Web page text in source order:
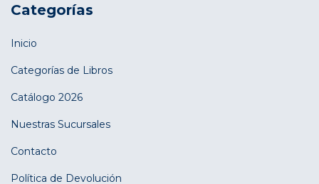
Categorías
Inicio
Categorías de Libros
Catálogo 2026
Nuestras Sucursales
Contacto
Política de Devolución